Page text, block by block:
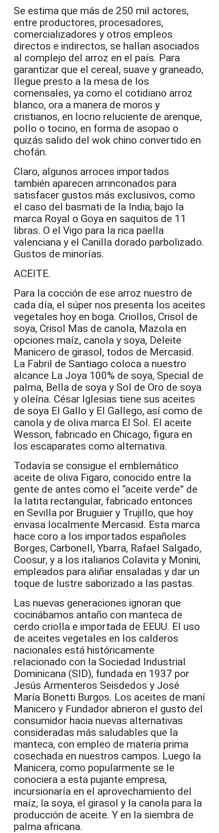
Se estima que más de 250 mil actores,
entre productores, procesadores,
comercializadores y otros empleos
directos e indirectos, se hallan asociados
al complejo del arroz en el país. Para
garantizar que el cereal, suave y graneado,
llegue presto a la mesa de los
comensales, ya como el cotidiano arroz
blanco, ora a manera de moros y
cristianos, en locrio reluciente de arenque,
pollo o tocino, en forma de asopao o
quizás salido del wok chino convertido en
chofán.
Claro, algunos arroces importados
también aparecen arrinconados para
satisfacer gustos más exclusivos, como
el caso del basmati de la India, bajo la
marca Royal o Goya en saquitos de 11
libras. O el Vigo para la rica paella
valenciana y el Canilla dorado parbolizado.
Gustos de minorías.
ACEITE.
Para la cocción de ese arroz nuestro de
cada día, el súper nos presenta los aceites
vegetales hoy en boga. Criollos, Crisol de
soya, Crisol Mas de canola, Mazola en
opciones maíz, canola y soya, Deleite
Manicero de girasol, todos de Mercasid.
La Fabril de Santiago coloca a nuestro
alcance La Joya 100% de soya, Special de
palma, Bella de soya y Sol de Oro de soya
y oleína. César Iglesias tiene sus aceites
de soya El Gallo y El Gallego, así como de
canola y de oliva marca El Sol. El aceite
Wesson, fabricado en Chicago, figura en
los escaparates como alternativa.
Todavía se consigue el emblemático
aceite de oliva Figaro, conocido entre la
gente de antes como el “aceite verde” de
la latita rectangular, fabricado entonces
en Sevilla por Bruguier y Trujillo, que hoy
envasa localmente Mercasid. Esta marca
hace coro a los importados españoles
Borges, Carbonell, Ybarra, Rafael Salgado,
Coosur, y a los italianos Colavita y Monini,
empleados para aliñar ensaladas y dar un
toque de lustre saborizado a las pastas.
Las nuevas generaciones ignoran que
cocinábamos antaño con manteca de
cerdo criolla e importada de EEUU. El uso
de aceites vegetales en los calderos
nacionales está históricamente
relacionado con la Sociedad Industrial
Dominicana (SID), fundada en 1937 por
Jesús Armenteros Seisdedos y José
María Bonetti Burgos. Los aceites de maní
Manicero y Fundador abrieron el gusto del
consumidor hacia nuevas alternativas
consideradas más saludables que la
manteca, con empleo de materia prima
cosechada en nuestros campos. Luego la
Manicera, como popularmente se le
conociera a esta pujante empresa,
incursionaría en el aprovechamiento del
maíz, la soya, el girasol y la canola para la
producción de aceite. Y en la siembra de
palma africana.